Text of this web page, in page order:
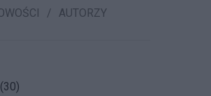
AUTORZY
(30)